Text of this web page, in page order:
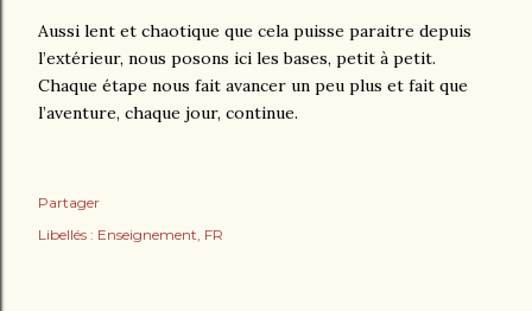
Aussi lent et chaotique que cela puisse paraitre depuis
l’extérieur, nous posons ici les bases, petit à petit.
Chaque étape nous fait avancer un peu plus et fait que
l’aventure, chaque jour, continue.
Partager
Libellés : Enseignement FR